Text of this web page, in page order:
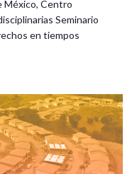
México, Centro
Seminario
en tiempos